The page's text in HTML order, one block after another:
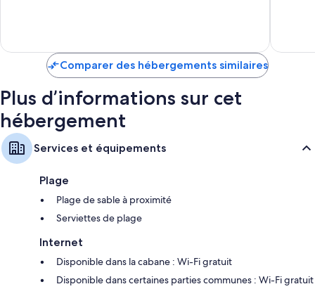
Comparer des hébergements similaires
Plus d’informations sur cet
hébergement
Services et équipements
Plage
Plage de sable à proximité
Serviettes de plage
Internet
Disponible dans la cabane : Wi-Fi gratuit
Disponible dans certaines parties communes : Wi-Fi gratuit